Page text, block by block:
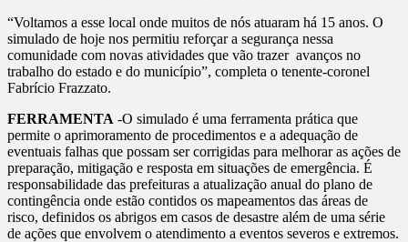
“Voltamos a esse local onde muitos de nós atuaram há 15 anos. O
simulado de hoje nos permitiu reforçar a segurança nessa
comunidade com novas atividades que vão trazer avanços no
trabalho do estado e do município”, completa o tenente-coronel
Fabrício Frazzato.
FERRAMENTA -O simulado é uma ferramenta prática que
permite o aprimoramento de procedimentos e a adequação de
eventuais falhas que possam ser corrigidas para melhorar as ações de
preparação, mitigação e resposta em situações de emergência. É
responsabilidade das prefeituras a atualização anual do plano de
contingência onde estão contidos os mapeamentos das áreas de
risco, definidos os abrigos em casos de desastre além de uma série
de ações que envolvem o atendimento a eventos severos e extremos.